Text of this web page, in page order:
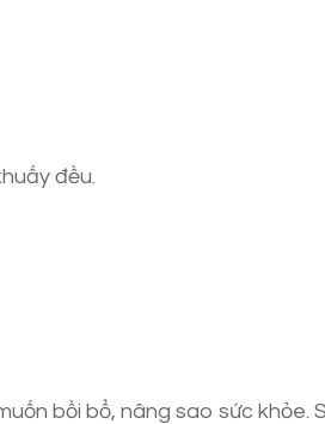
đều.
bồi bổ, nâng sao sức khỏe.